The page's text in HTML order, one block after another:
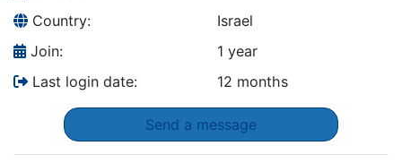
Country:
Israel
Join:
1 year
Last login date:
12 months
Send a message